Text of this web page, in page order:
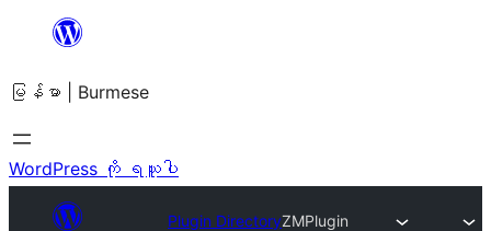
အကြောင်းအရာ
ကျော်သွား
ရန်
မြန်မာ | Burmese
WordPress ကို ရယူပါ
Plugin DirectoryZMPlugin